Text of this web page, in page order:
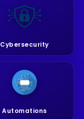
Cybersecurity
Automations